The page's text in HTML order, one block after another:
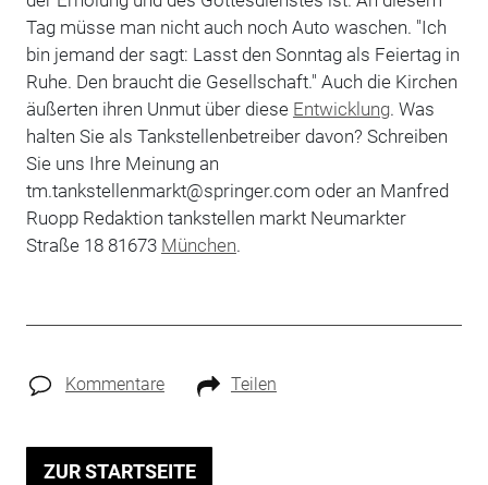
Tag müsse man nicht auch noch Auto waschen. "Ich
bin jemand der sagt: Lasst den Sonntag als Feiertag in
Ruhe. Den braucht die Gesellschaft." Auch die Kirchen
äußerten ihren Unmut über diese Entwicklung. Was
halten Sie als Tankstellenbetreiber davon? Schreiben
Sie uns Ihre Meinung an
tm.tankstellenmarkt@springer.com oder an Manfred
Ruopp Redaktion tankstellen markt Neumarkter
Straße 18 81673 München.
Kommentare Teilen
ZUR STARTSEITE